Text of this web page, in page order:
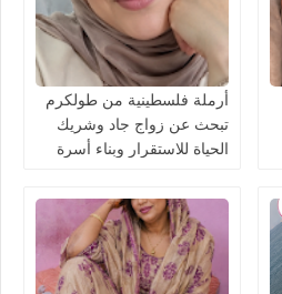
أرملة فلسطينية من طولكرم
تبحث عن زواج جاد وشريك
الحياة للاستقرار وبناء أسرة